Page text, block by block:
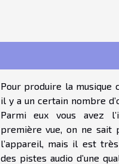
Pour produire la musique
il y a un certain nombre
Parmi eux vous avez
première vue, on ne sait
l’appareil, mais il est
des pistes audio d’une